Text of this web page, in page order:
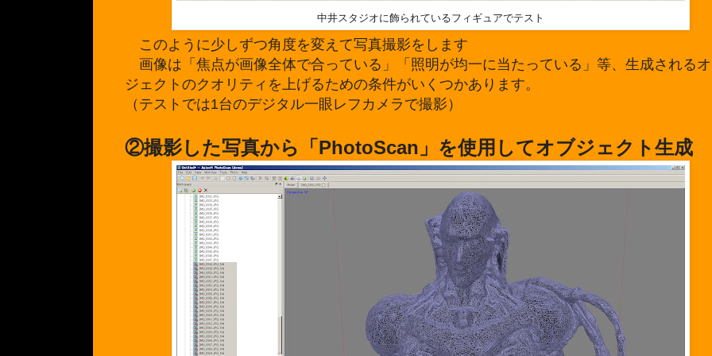
中井スタジオに飾られているフィギュアでテスト
このように少しずつ角度を変えて写真撮影をします
画像は「焦点が画像全体で合っている」「照明が均一に当たっている」等、生成される
ジェクトのクオリティを上げるための条件がいくつかあります。
（テストでは1台のデジタル一眼レフカメラで撮影）
②撮影した写真から「PhotoScan」を使用してオブジェクト生成